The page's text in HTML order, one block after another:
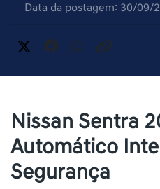
Data da postagem: 30/09/
Nissan Sentra
Automático
Segurança